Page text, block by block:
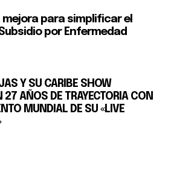
mejora para simplificar el
por Enfermedad
Y SU CARIBE SHOW
27 AÑOS DE TRAYECTORIA CON
MUNDIAL DE SU «LIVE